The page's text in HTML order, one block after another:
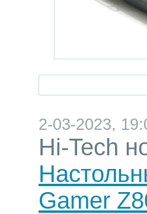
2-03-2023,
Hi-Tech
Gamer